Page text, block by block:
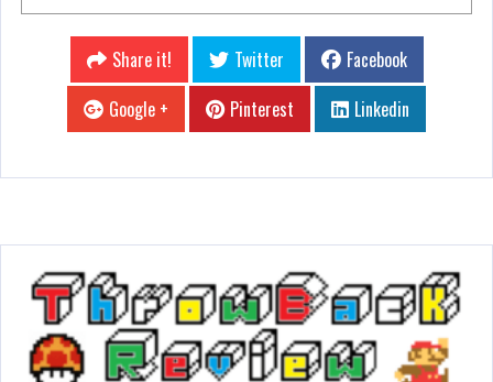
Share it! Twitter
Facebook
Google +
Pinterest Linkedin